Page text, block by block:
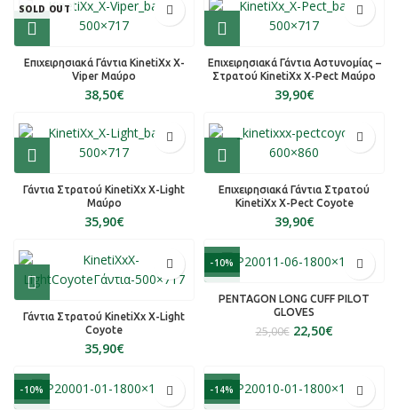
SOLD OUT
Επιχειρησιακά Γάντια KinetiXx X-
Viper Μαύρο
€
Επιχειρησιακά Γάντια Αστυνομίας –
Στρατού KinetiXx X-Pect Μαύρο
€
Γάντια Στρατού KinetiXx X-Light
Μαύρο
€
Επιχειρησιακά Γάντια Στρατού
KinetiXx X-Pect Coyote
€
Γάντια Στρατού KinetiXx X-Light
Coyote
€
-10%
PENTAGON LONG CUFF PILOT
GLOVES
25,00€ 22,50€
-10%
-14%